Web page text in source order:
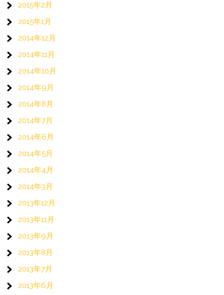
2015年2月
2015年1月
2014年12月
2014年11月
2014年10月
2014年9月
2014年8月
2014年7月
2014年6月
2014年5月
2014年4月
2014年3月
2013年12月
2013年11月
2013年9月
2013年8月
2013年7月
2013年6月